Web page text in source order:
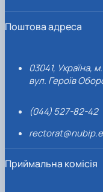
Поштова адреса
03041, Україна,
вул. Героїв
(044) 527-82-42
Приймальна комісія